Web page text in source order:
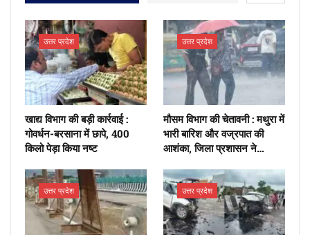
उत्तर प्रदेश
खाद्य विभाग की बड़ी कार्रवाई :
गोवर्धन-बरसाना में छापे, 400
किलो पेड़ा किया नष्ट
उत्तर प्रदेश
मौसम विभाग की चेतावनी : मथुरा में
भारी बारिश और वज्रपात की
आशंका, जिला प्रशासन ने…
उत्तर प्रदेश उत्तर प्रदेश